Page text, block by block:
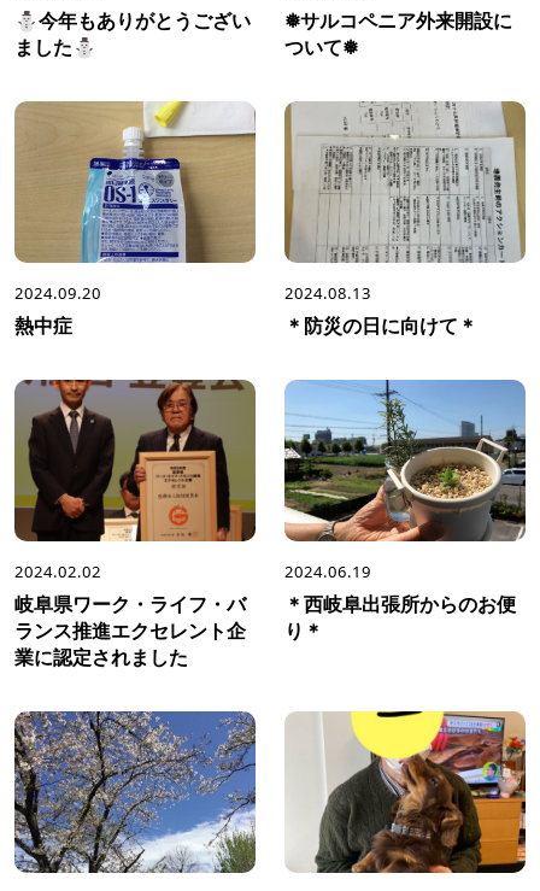
⛄今年もありがとうござい
ました⛄
❅サルコペニア外来開設に
ついて❅
2024.09.20
熱中症
2024.08.13
＊防災の日に向けて＊
2024.02.02
岐阜県ワーク・ライフ・バ
ランス推進エクセレント企
業に認定されました
2024.06.19
＊西岐阜出張所からのお便
り＊